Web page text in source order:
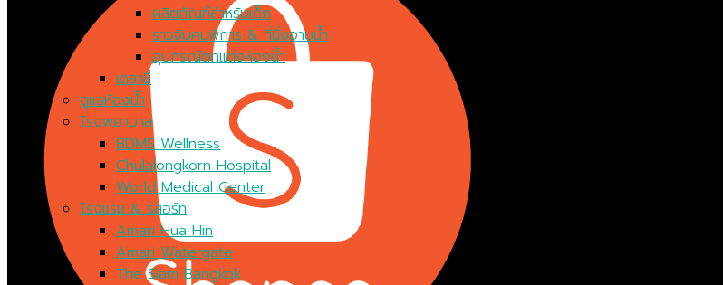
ผลิตภัณฑ์สำหรับเด็ก
ราวจับคนพิการ & ที่นั่งอาบน้ำ
อุปกรณ์ตกแต่งห้องน้ำ
เดลานี่
ดูแลห้องน้ำ
โรงพยาบาล
BDMS Wellness
Chulalongkorn Hospital
World Medical Center
โรงแรม & รีสอร์ท
Amari Hua Hin
Amari Watergate
The Siam Bangkok